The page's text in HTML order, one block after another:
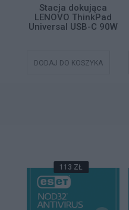
Stacja dokująca
LENOVO ThinkPad
Universal USB-C 90W
DODAJ DO KOSZYKA
113 ZŁ